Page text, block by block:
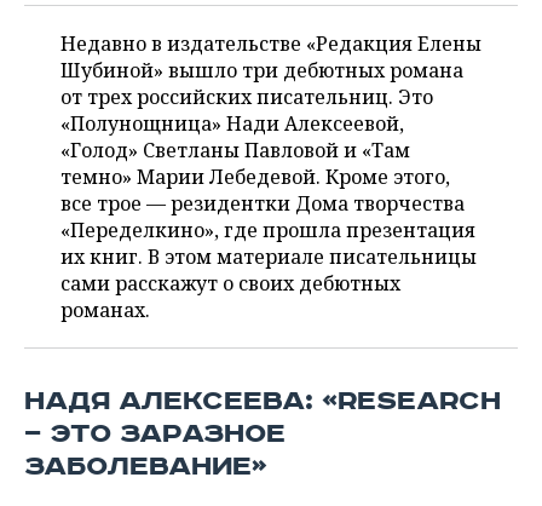
ВОЛЕЙБОЛ
КИБЕРСПОРТ
ФИГУРНОЕ КАТАНИЕ
ВОДНЫЕ ВИДЫ СПОРТА
ХОККЕЙ С МЯЧОМ
ИСТОРИЯ
КУЛЬТУРА
МЕДИЦИНА
ОБРАЗОВАНИЕ
ПРОИСШЕСТВИЯ
СПИСОК ПЕРСОН
СПИСОК КОМПАНИЙ
ПОЛНАЯ ВЕРСИЯ
Недавно в издательстве «Редакция Елены
Шубиной» вышло три дебютных романа
от трех российских писательниц. Это
«Полунощница» Нади Алексеевой,
«Голод» Светланы Павловой и «Там
темно» Марии Лебедевой. Кроме этого,
все трое — резидентки Дома творчества
«Переделкино», где прошла презентация
их книг. В этом материале писательницы
сами расскажут о своих дебютных
романах.
НАДЯ АЛЕКСЕЕВА: «RESEARCH
— ЭТО ЗАРАЗНОЕ
ЗАБОЛЕВАНИЕ»